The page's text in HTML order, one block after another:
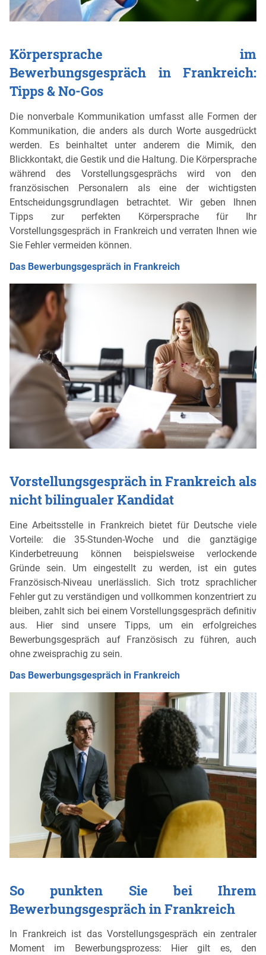
Körpersprache im
Bewerbungsgespräch in Frankreich:
Tipps & No-Gos
Die nonverbale Kommunikation umfasst alle Formen der
Kommunikation, die anders als durch Worte ausgedrückt
werden. Es beinhaltet unter anderem die Mimik, den
Blickkontakt, die Gestik und die Haltung. Die Körpersprache
während des Vorstellungsgesprächs wird von den
französischen Personalern als eine der wichtigsten
Entscheidungsgrundlagen betrachtet. Wir geben Ihnen
Tipps zur perfekten Körpersprache für Ihr
Vorstellungsgespräch in Frankreich und verraten Ihnen wie
Sie Fehler vermeiden können.
Das Bewerbungsgespräch in Frankreich
Vorstellungsgespräch in Frankreich als
nicht bilingualer Kandidat
Eine Arbeitsstelle in Frankreich bietet für Deutsche viele
Vorteile: die 35-Stunden-Woche und die ganztägige
Kinderbetreuung können beispielsweise verlockende
Gründe sein. Um eingestellt zu werden, ist ein gutes
Französisch-Niveau unerlässlich. Sich trotz sprachlicher
Fehler gut zu verständigen und vollkommen konzentriert zu
bleiben, zahlt sich bei einem Vorstellungsgespräch definitiv
aus. Hier sind unsere Tipps, um ein erfolgreiches
Bewerbungsgespräch auf Französisch zu führen, auch
ohne zweisprachig zu sein.
Das Bewerbungsgespräch in Frankreich
So punkten Sie bei Ihrem
Bewerbungsgespräch in Frankreich
In Frankreich ist das Vorstellungsgespräch ein zentraler
Moment im Bewerbungsprozess: Hier gilt es, den